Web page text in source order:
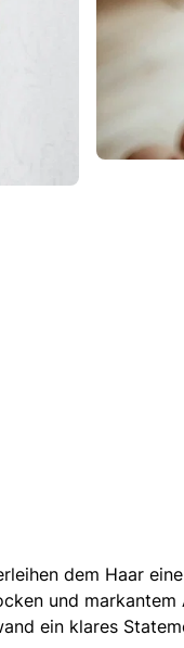
dem Haar
und
ein klares